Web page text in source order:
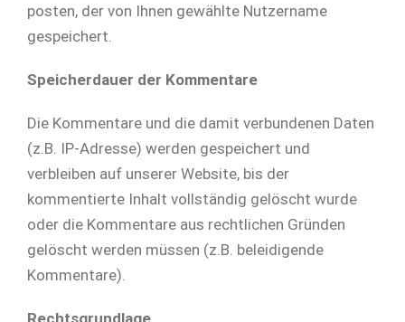
posten, der von Ihnen gewählte Nutzername
gespeichert.
Speicherdauer der Kommentare
Die Kommentare und die damit verbundenen Daten
(z.B. IP-Adresse) werden gespeichert und
verbleiben auf unserer Website, bis der
kommentierte Inhalt vollständig gelöscht wurde
oder die Kommentare aus rechtlichen Gründen
gelöscht werden müssen (z.B. beleidigende
Kommentare).
Rechtsgrundlage